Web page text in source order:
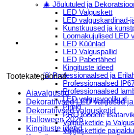
🎄 Jõulutuled ja
LED Valguskett
LED valguskardinad-
Kunstkuused ja
Loomakujulised LED
LED Küünlad
LED Valguspallid
LED Pabertähed
Kingituste ideed
💡 Professionaalsed ja
Professionaalsed
Professionaalsed
LED valgusvoolikud
Pirnid
PRO toodete
Valgusketide ja
Valguskettide
Tootekategooriad
Aiavalgustid
Dekoratiivsed LED valgustid
Dekoratiivsed valgusketid
Halloween 2026
Kingituste ideed